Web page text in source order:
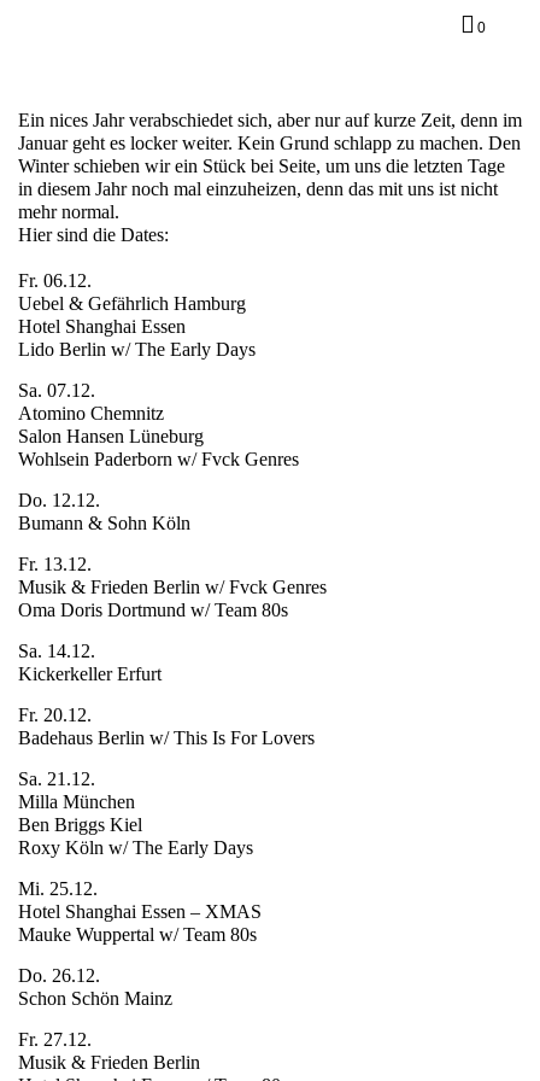
0
Ein nices Jahr verabschiedet sich, aber nur auf kurze Zeit, denn im
Januar geht es locker weiter. Kein Grund schlapp zu machen. Den
Winter schieben wir ein Stück bei Seite, um uns die letzten Tage
in diesem Jahr noch mal einzuheizen, denn das mit uns ist nicht
mehr normal.
Hier sind die Dates:
Fr. 06.12.
Uebel & Gefährlich Hamburg
Hotel Shanghai Essen
Lido Berlin w/ The Early Days
Sa. 07.12.
Atomino Chemnitz
Salon Hansen Lüneburg
Wohlsein Paderborn w/ Fvck Genres
Do. 12.12.
Bumann & Sohn Köln
Fr. 13.12.
Musik & Frieden Berlin w/ Fvck Genres
Oma Doris Dortmund w/ Team 80s
Sa. 14.12.
Kickerkeller Erfurt
Fr. 20.12.
Badehaus Berlin w/ This Is For Lovers
Sa. 21.12.
Milla München
Ben Briggs Kiel
Roxy Köln w/ The Early Days
Mi. 25.12.
Hotel Shanghai Essen – XMAS
Mauke Wuppertal w/ Team 80s
Do. 26.12.
Schon Schön Mainz
Fr. 27.12.
Musik & Frieden Berlin